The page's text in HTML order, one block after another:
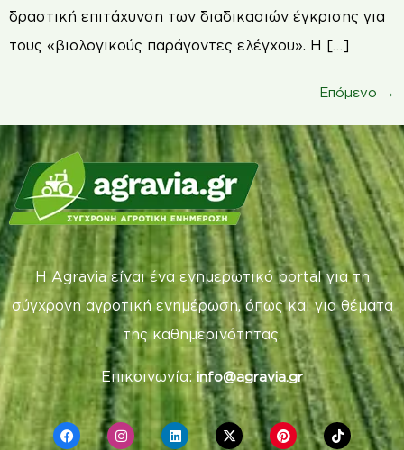
δραστική επιτάχυνση των διαδικασιών έγκρισης για
τους «βιολογικούς παράγοντες ελέγχου». Η […]
Επόμενο →
Η Agravia είναι ένα ενημερωτικό portal για τη
σύγχρονη αγροτική ενημέρωση, όπως και για θέματα
της καθημερινότητας.
Επικοινωνία: info@agravia.gr